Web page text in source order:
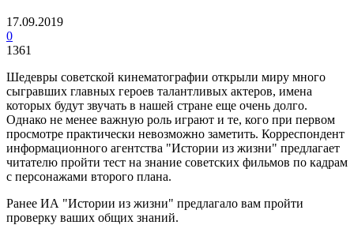
17.09.2019
0
1361
Шедевры советской кинематографии открыли миру много
сыгравших главных героев талантливых актеров, имена
которых будут звучать в нашей стране еще очень долго.
Однако не менее важную роль играют и те, кого при первом
просмотре практически невозможно заметить. Корреспондент
информационного агентства "Истории из жизни" предлагает
читателю пройти тест на знание советских фильмов по кадрам
с персонажами второго плана.
Ранее ИА "Истории из жизни" предлагало вам пройти
проверку ваших общих знаний.